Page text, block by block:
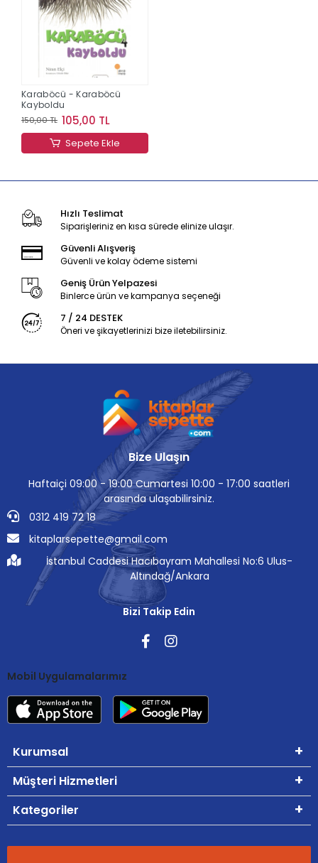
Karaböcü - Karaböcü
Kayboldu
150,00 TL 105,00 TL
Sepete Ekle
Hızlı Teslimat
Siparişleriniz en kısa sürede elinize ulaşır.
Güvenli Alışveriş
Güvenli ve kolay ödeme sistemi
Geniş Ürün Yelpazesi
Binlerce ürün ve kampanya seçeneği
7 / 24 DESTEK
Öneri ve şikayetlerinizi bize iletebilirsiniz.
Bize Ulaşın
Haftaiçi 09:00 - 19:00 Cumartesi 10:00 - 17:00 saatleri
arasında ulaşabilirsiniz.
0312 419 72 18
kitaplarsepette@gmail.com
İstanbul Caddesi Hacıbayram Mahallesi No:6 Ulus-
Altındağ/Ankara
Bizi Takip Edin
Mobil Uygulamalarımız
Kurumsal
Müşteri Hizmetleri
Kategoriler